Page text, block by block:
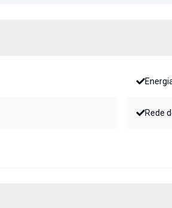
Rede